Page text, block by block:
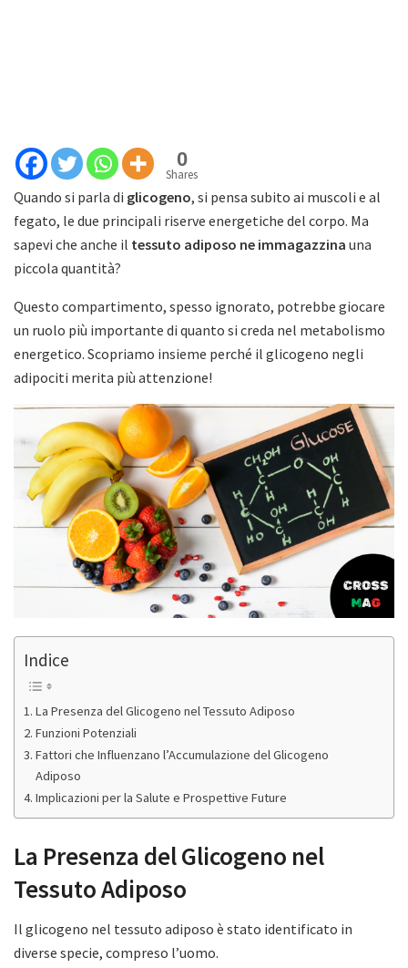
0
Shares
Quando si parla di glicogeno, si pensa subito ai muscoli e al
fegato, le due principali riserve energetiche del corpo. Ma
sapevi che anche il tessuto adiposo ne immagazzina una
piccola quantità?
Questo compartimento, spesso ignorato, potrebbe giocare
un ruolo più importante di quanto si creda nel metabolismo
energetico. Scopriamo insieme perché il glicogeno negli
adipociti merita più attenzione!
Indice
La Presenza del Glicogeno nel Tessuto Adiposo
Funzioni Potenziali
Fattori che Influenzano l’Accumulazione del Glicogeno
Adiposo
Implicazioni per la Salute e Prospettive Future
La Presenza del Glicogeno nel
Tessuto Adiposo
Il glicogeno nel tessuto adiposo è stato identificato in
diverse specie, compreso l’uomo.